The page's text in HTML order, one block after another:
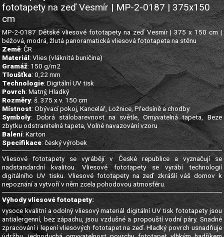
fototapety na zeď Vesmír | MP-2-0187 | 375x150
cm
MP-2-0187 Dětské vliesové fototapety na zeď Vesmír | 375 x 150 cm |
béžová, modrá, žlutá panoramatická vliesová fototapeta na stěnu
Země: ČR
Materiál: Vlies (vláknitá buničina)
Gramáž: 150 g/m2
Tloušťka: 0,22 mm
Technologie: Digitální UV tisk
Povrch: Matný, Hladký
Rozměry: š. 375 x v. 150 cm
Místnost: Obývací pokoj, Kancelář, Ložnice, Předsíně a chodby
Symboly: Dobrá stálobarevnost na světle, Omyvatelná tapeta, Beze
zbytku odstranitelná tapeta, Volné navazování vzoru
Balení: Karton
Specifikace: český výrobek
Vliesové fototapety se vyrábějí v České republice a vyznačují se
nadstandardní kvalitou. Vliesové fototapety se vyrábí technologií
digitálního UV tisku. Vliesové fototapety na zeď zkrášlí váš domov k
nepoznání a vytvoří v něm zcela pohodovou atmosféru.
Výhody vliesové fototapety:
vysoce kvalitní a odolný vliesový materiál digitální UV tisk fototapety jsou
antialergenní, bez zápachu, jsou vzdušné a propouští vodní páry. Snadné
zpracování i lepení vliesových fototapet na zeď. Hladký povrch usnadňuje